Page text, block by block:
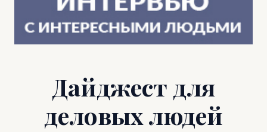
Дайджест для
деловых людей